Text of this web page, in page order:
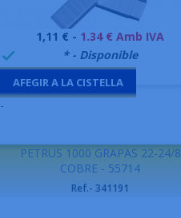
Preu
1,11 € - 1.34 € Amb IVA
 * - Disponible
AFEGIR A LA CISTELLA
-
PETRUS 1000 GRAPAS 22-24/8
COBRE - 55714
Ref.- 341191